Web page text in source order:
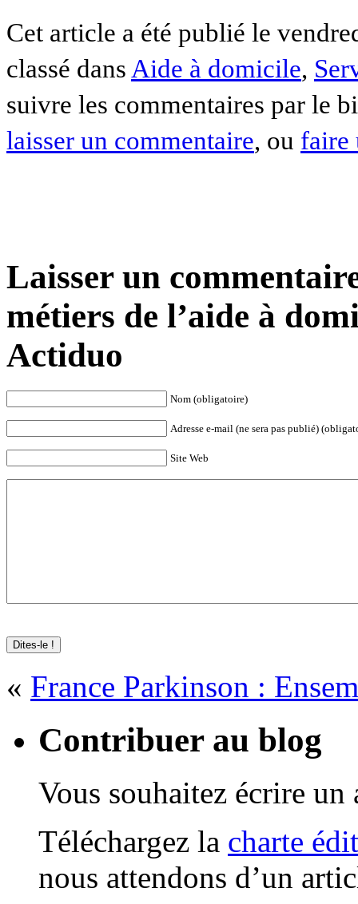
Cet article a été publié le
classé dans Aide à domicile,
suivre les commentaires par le
laisser un commentaire, ou faire
Laisser un
métiers de l’aide à
Actiduo
Nom (obligatoire)
Adresse e-mail (ne sera pas publié)
Site Web
« France Parkinson :
Contribuer au blog
Vous souhaitez écrire
Téléchargez la charte
nous attendons d’un